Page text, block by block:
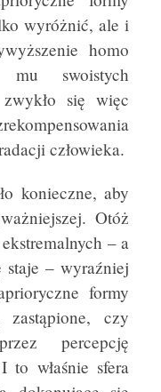
wyróżnić, ale i
homo
mu swoistych
zwykło się więc
człowieka.
konieczne, aby
Otóż
– a
staje – wyraźniej
formy
zastąpione, czy
percepcję
to właśnie sfera